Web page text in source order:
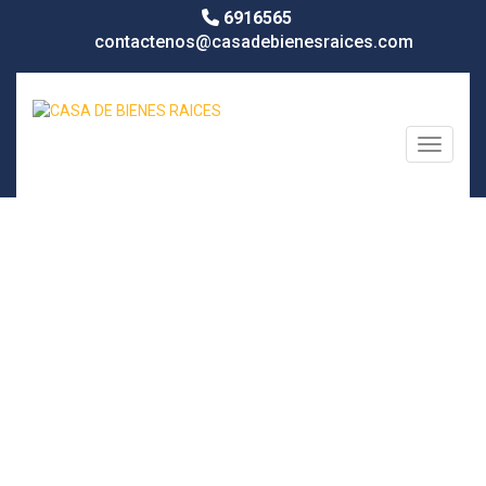
6916565
contactenos@casadebienesraices.com
Toggle